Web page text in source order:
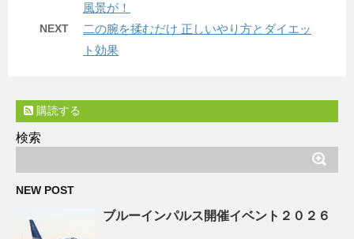
風景が！
NEXT
二の腕を揉むだけ 正しいやり方とダイエッ
ト効果
購読する
検索
NEW POST
ブルーインパルス開催イベント２０２６